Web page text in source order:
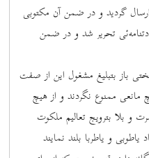
گردید و در ضمن آن مکتوبی
تحریر شد و در ضمن
باز بتبلیغ مشغول این از صفت
ممنوع نگردند و از هیچ
و بلا بترویج تعالیم ملکوت
و یاطربا بلند نمایند